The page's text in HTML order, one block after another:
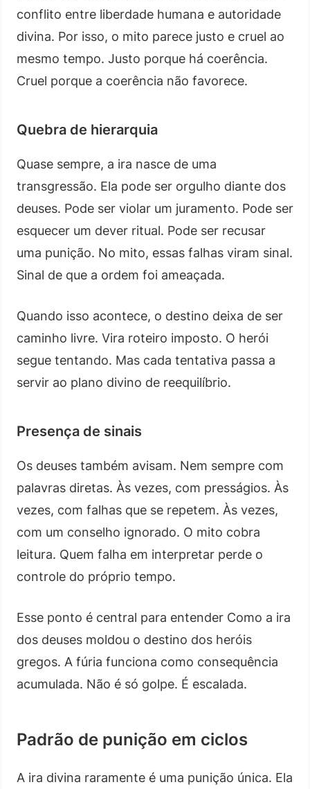
conflito entre liberdade humana e autoridade
divina. Por isso, o mito parece justo e cruel ao
mesmo tempo. Justo porque há coerência.
Cruel porque a coerência não favorece.
Quebra de hierarquia
Quase sempre, a ira nasce de uma
transgressão. Ela pode ser orgulho diante dos
deuses. Pode ser violar um juramento. Pode ser
esquecer um dever ritual. Pode ser recusar
uma punição. No mito, essas falhas viram sinal.
Sinal de que a ordem foi ameaçada.
Quando isso acontece, o destino deixa de ser
caminho livre. Vira roteiro imposto. O herói
segue tentando. Mas cada tentativa passa a
servir ao plano divino de reequilíbrio.
Presença de sinais
Os deuses também avisam. Nem sempre com
palavras diretas. Às vezes, com presságios. Às
vezes, com falhas que se repetem. Às vezes,
com um conselho ignorado. O mito cobra
leitura. Quem falha em interpretar perde o
controle do próprio tempo.
Esse ponto é central para entender Como a ira
dos deuses moldou o destino dos heróis
gregos. A fúria funciona como consequência
acumulada. Não é só golpe. É escalada.
Padrão de punição em ciclos
A ira divina raramente é uma punição única. Ela